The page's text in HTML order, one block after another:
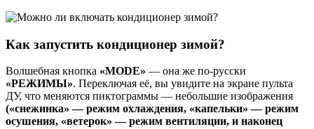
Как запустить кондиционер зимой?
Волшебная кнопка «MODE» — она же по-русски
«РЕЖИМЫ». Переключая её, вы увидите на экране пульта
ДУ, что меняются пиктограммы — небольшие изображения
(«снежинка» — режим охлаждения, «капельки» — режим
осушения, «ветерок» — режим вентиляции, и наконец